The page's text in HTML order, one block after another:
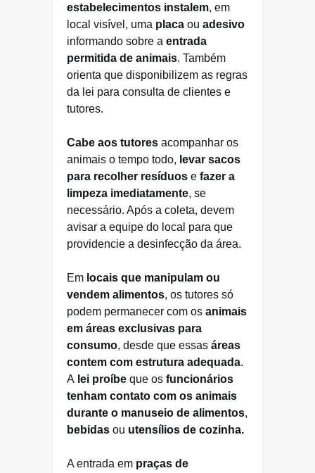
estabelecimentos instalem, em
local visível, uma placa ou adesivo
informando sobre a entrada
permitida de animais. Também
orienta que disponibilizem as regras
da lei para consulta de clientes e
tutores.
Cabe aos tutores acompanhar os
animais o tempo todo, levar sacos
para recolher resíduos e fazer a
limpeza imediatamente, se
necessário. Após a coleta, devem
avisar a equipe do local para que
providencie a desinfecção da área.
Em locais que manipulam ou
vendem alimentos, os tutores só
podem permanecer com os animais
em áreas exclusivas para
consumo, desde que essas áreas
contem com estrutura adequada.
A lei proíbe que os funcionários
tenham contato com os animais
durante o manuseio de alimentos,
bebidas ou utensílios de cozinha.
A entrada em praças de